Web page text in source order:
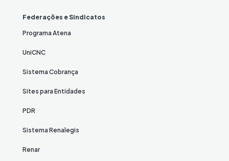
Federações e Sindicatos
Programa Atena
UniCNC
Sistema Cobrança
Sites para Entidades
PDR
Sistema Renalegis
Renar